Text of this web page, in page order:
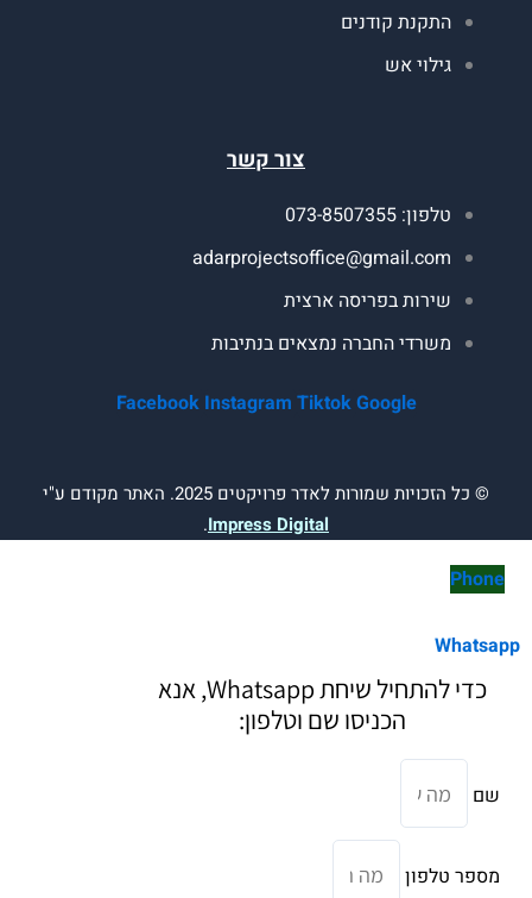
קודנים
בפריסה ארצית
החברה נמצאים בנתיבות
Facebook InstagramTiktok
שמורות לאדר פרויקטים 2025. האתר מקודם ע"י
Impress Digital
.
כדי להתחיל שיחת Whatsapp, אנא
הכניסו שם וטלפון: